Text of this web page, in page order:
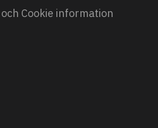
Cookie information